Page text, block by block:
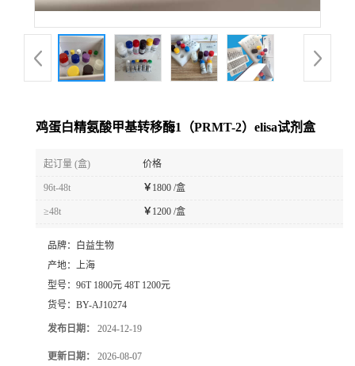
鸡蛋白精氨酸甲基转移酶1（PRMT-2）elisa试剂盒
起订量 (盒) 价格
96t-48t ￥ 1800 /盒
≥48t ￥ 1200 /盒
品牌：
白益生物
产地： 上海
型号： 96T 1800元 48T 1200元
货号： BY-AJ10274
发布日期： 2024-12-19
更新日期： 2026-08-07